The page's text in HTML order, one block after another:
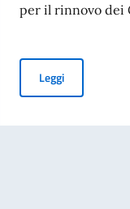
per il rinnovo dei
LeggiElezioni dei